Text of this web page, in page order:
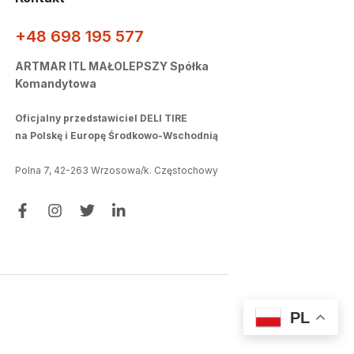
+48 698 195 577
ARTMAR ITL MAŁOLEPSZY Spółka
Komandytowa
Oficjalny przedstawiciel DELI TIRE
na Polskę i Europę Środkowo-Wschodnią
Polna 7, 42-263 Wrzosowa/k. Częstochowy
PL